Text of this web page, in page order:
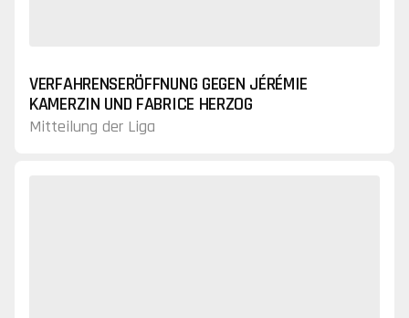
VERFAHRENSERÖFFNUNG GEGEN JÉRÉMIE
KAMERZIN UND FABRICE HERZOG
Mitteilung der Liga